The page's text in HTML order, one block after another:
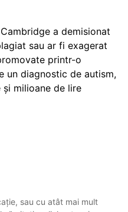
a demisionat
sau ar fi exagerat
printr-o
un diagnostic de autism,
milioane de lire
sau cu atât mai mult